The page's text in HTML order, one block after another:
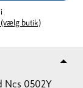
butik)
Ncs 0502Y